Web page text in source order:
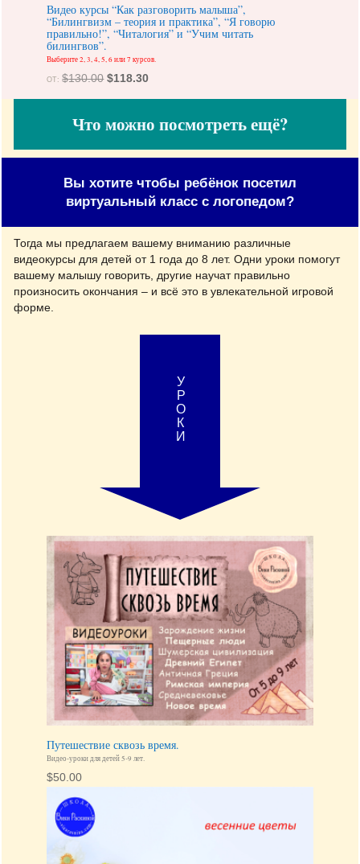
Видео курсы “Как разговорить малыша”,
“Билингвизм – теория и практика”, “Я говорю
правильно!”, “Читалогия” и “Учим читать
билингвов”.
Выберите 2, 3, 4, 5, 6 или 7 курсов.
ОТ:$130.00 Первоначальная
$130.00.
$118.30Текущая
Что можно посмотреть ещё?
Вы хотите чтобы ребёнок посетил
виртуальный класс с логопедом?
Тогда мы предлагаем вашему вниманию различные
видеокурсы для детей от 1 года до 8 лет. Одни уроки помогут
вашему малышу говорить, другие научат правильно
произносить окончания – и всё это в увлекательной игровой
форме.
УРОКИ
Путешествие сквозь время.
Видео-уроки для детей 5-9 лет.
$50.00